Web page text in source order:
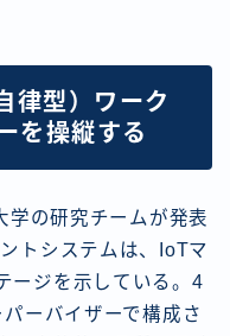
律型）ワーク
を操縦する
学の研究チームが発表
トシステムは、IoTマ
ージを示している。4
ーバイザーで構成さ